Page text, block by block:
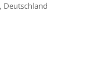
Deutschland